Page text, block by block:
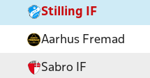
Stilling IF
Aarhus Fremad
Sabro IF